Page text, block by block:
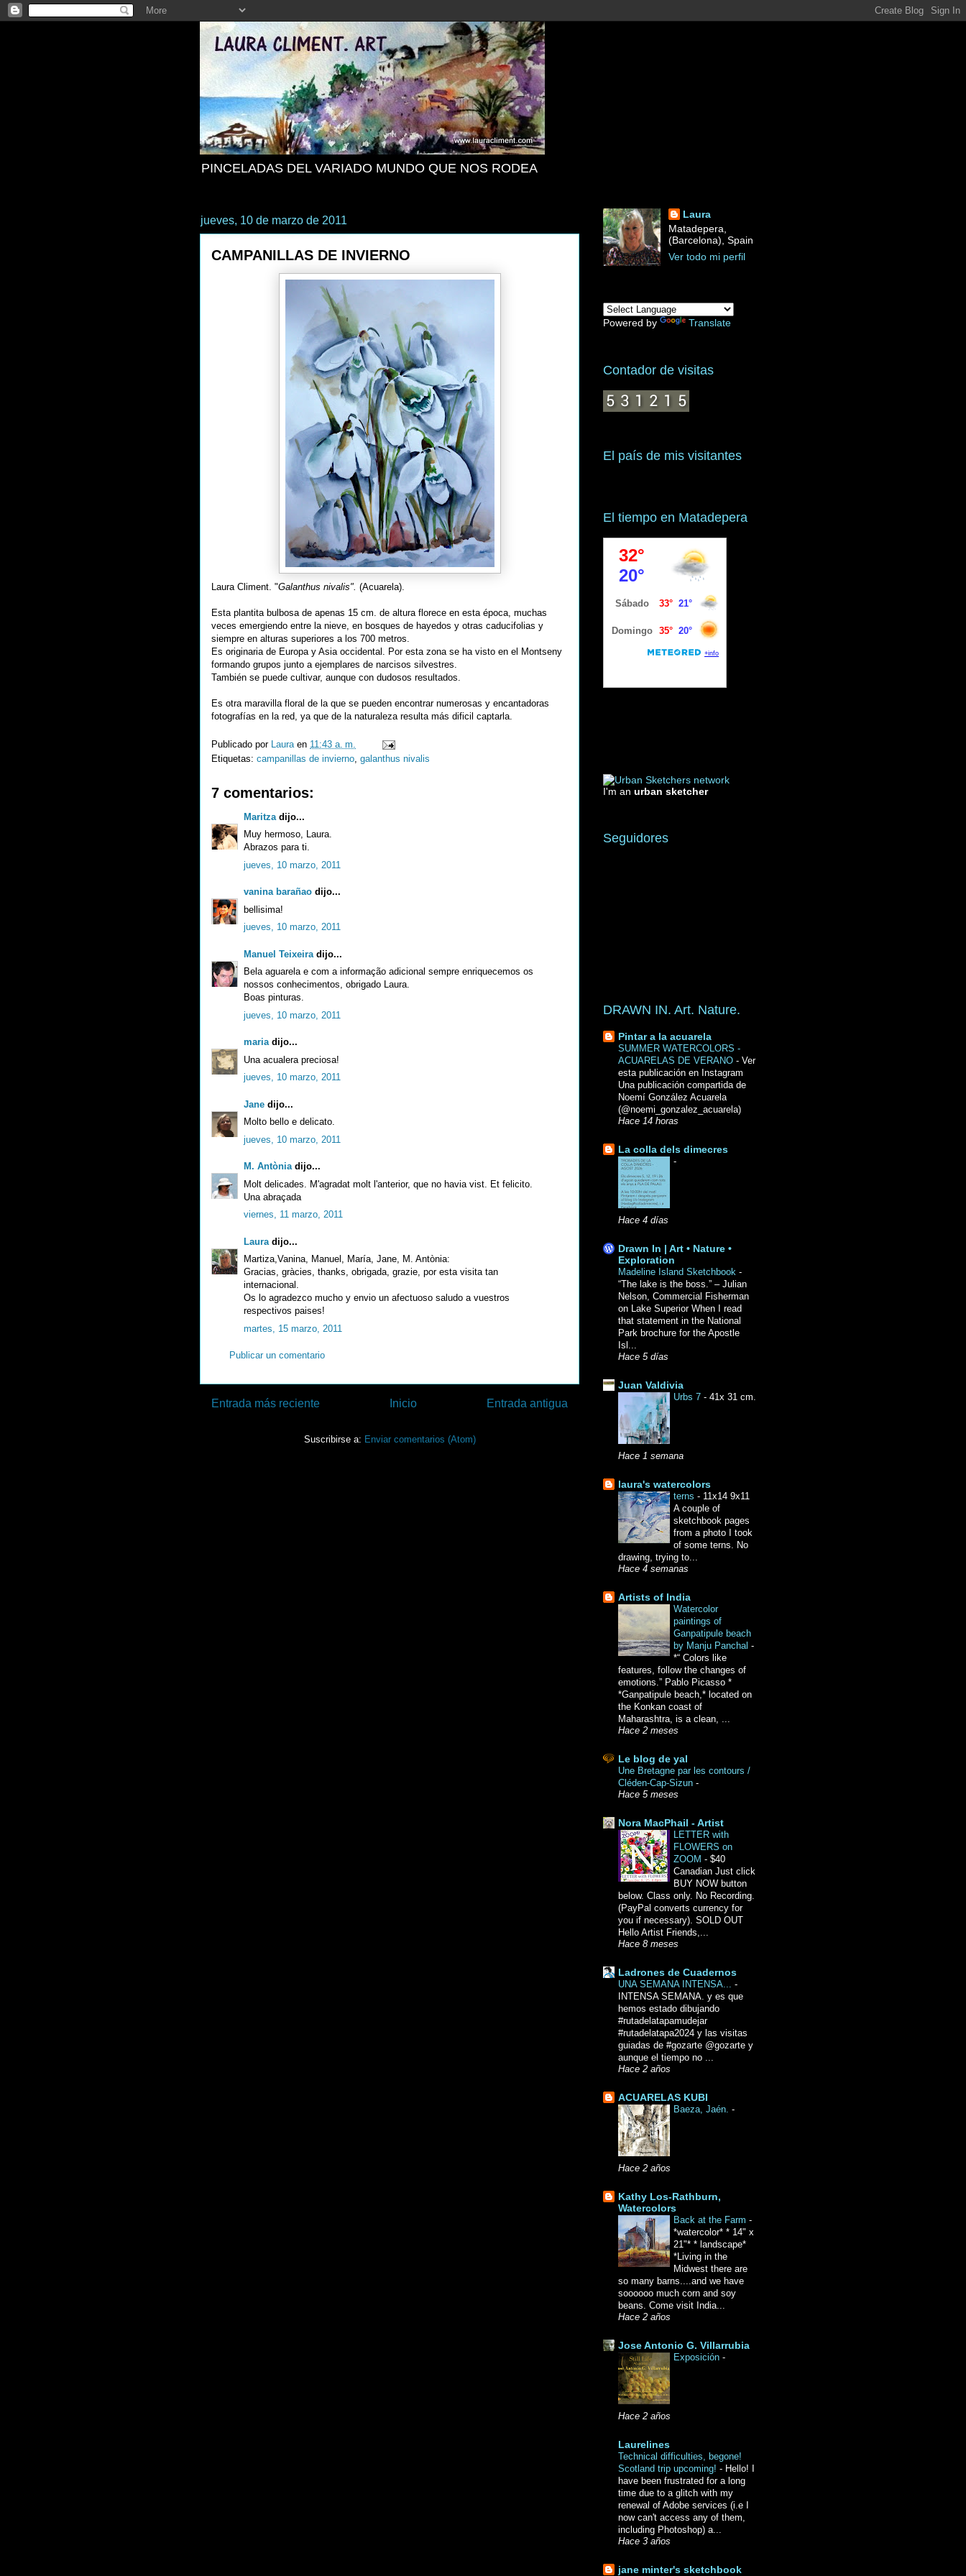
PINCELADAS DEL VARIADO MUNDO QUE NOS RODEA
jueves, 10 de marzo de 2011
CAMPANILLAS DE INVIERNO
Laura Climent. "Galanthus nivalis". (Acuarela).
Esta plantita bulbosa de apenas 15 cm. de altura florece en esta época, muchas
veces emergiendo entre la nieve, en bosques de hayedos y otras caducifolias y
siempre en alturas superiores a los 700 metros.
Es originaria de Europa y Asia occidental. Por esta zona se ha visto en el Montseny
formando grupos junto a ejemplares de narcisos silvestres.
También se puede cultivar, aunque con dudosos resultados.
Es otra maravilla floral de la que se pueden encontrar numerosas y encantadoras
fotografías en la red, ya que de la naturaleza resulta más dificil captarla.
Publicado por Laura en 11:43 a. m.
Etiquetas: campanillas de invierno galanthus nivalis
7 comentarios:
Maritza dijo...
Muy hermoso, Laura.
Abrazos para ti.
jueves, 10 marzo, 2011
vanina barañao dijo...
bellisima!
jueves, 10 marzo, 2011
Manuel Teixeira dijo...
Bela aguarela e com a informação adicional sempre enriquecemos os
nossos conhecimentos, obrigado Laura.
Boas pinturas.
jueves, 10 marzo, 2011
mariadijo...
Una acualera preciosa!
jueves, 10 marzo, 2011
Jane dijo...
Molto bello e delicato.
jueves, 10 marzo, 2011
M. Antòniadijo...
Molt delicades. M'agradat molt l'anterior, que no havia vist. Et felicito.
Una abraçada
viernes, 11 marzo, 2011
Laura dijo...
Martiza,Vanina, Manuel, María, Jane, M. Antònia:
Gracias, gràcies, thanks, obrigada, grazie, por esta visita tan
internacional.
Os lo agradezco mucho y envio un afectuoso saludo a vuestros
respectivos paises!
martes, 15 marzo, 2011
Publicar un comentario
Entrada más reciente Entrada antigua
Inicio
Suscribirse a: Enviar comentarios (Atom)
Laura
Matadepera,
(Barcelona), Spain
Ver todo mi perfil
Powered by Translate
Contador de visitas
El país de mis visitantes
El tiempo en Matadepera
I'm an urban sketcher
Seguidores
DRAWN IN. Art. Nature.
Pintar a la acuarela
SUMMER WATERCOLORS -
ACUARELAS DE VERANO - Ver
esta publicación en Instagram
Una publicación compartida de
Noemí González Acuarela
(@noemi_gonzalez_acuarela)
Hace 14 horas
La colla dels dimecres
-
Hace 4 días
Drawn In | Art • Nature •
Exploration
Madeline Island Sketchbook -
“The lake is the boss.” – Julian
Nelson, Commercial Fisherman
on Lake Superior When I read
that statement in the National
Park brochure for the Apostle
Isl...
Hace 5 días
Juan Valdivia
Urbs 7 - 41x 31 cm.
Hace 1 semana
laura's watercolors
terns - 11x14 9x11
A couple of
sketchbook pages
from a photo I took
of some terns. No
drawing, trying to...
Hace 4 semanas
Artists of India
Watercolor
paintings of
Ganpatipule beach
by Manju Panchal -
*“ Colors like
features, follow the changes of
emotions.” Pablo Picasso *
*Ganpatipule beach,* located on
the Konkan coast of
Maharashtra, is a clean, ...
Hace 2 meses
Le blog de yal
Une Bretagne par les contours /
Cléden-Cap-Sizun -
Hace 5 meses
Nora MacPhail - Artist
LETTER with
FLOWERS on
ZOOM - $40
Canadian Just click
BUY NOW button
below. Class only. No Recording.
(PayPal converts currency for
you if necessary). SOLD OUT
Hello Artist Friends,...
Hace 8 meses
Ladrones de Cuadernos
UNA SEMANA INTENSA... -
INTENSA SEMANA. y es que
hemos estado dibujando
#rutadelatapamudejar
#rutadelatapa2024 y las visitas
guiadas de #gozarte @gozarte y
aunque el tiempo no ...
Hace 2 años
ACUARELAS KUBI
Baeza, Jaén. -
Hace 2 años
Kathy Los-Rathburn,
Watercolors
Back at the Farm -
*watercolor* * 14" x
21"* * landscape*
*Living in the
Midwest there are
so many barns....and we have
soooooo much corn and soy
beans. Come visit India...
Hace 2 años
Jose Antonio G. Villarrubia
Exposición -
Hace 2 años
Laurelines
Technical difficulties, begone!
Scotland trip upcoming! - Hello! I
have been frustrated for a long
time due to a glitch with my
renewal of Adobe services (i.e I
now can't access any of them,
including Photoshop) a...
Hace 3 años
jane minter's sketchbook